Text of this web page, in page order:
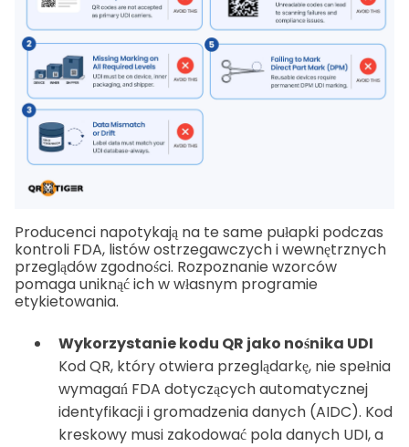
Producenci napotykają na te same pułapki podczas
kontroli FDA, listów ostrzegawczych i wewnętrznych
przeglądów zgodności. Rozpoznanie wzorców
pomaga uniknąć ich w własnym programie
etykietowania.
Wykorzystanie kodu QR jako nośnika UDI
Kod QR, który otwiera przeglądarkę, nie spełnia
wymagań FDA dotyczących automatycznej
identyfikacji i gromadzenia danych (AIDC). Kod
kreskowy musi zakodować pola danych UDI, a